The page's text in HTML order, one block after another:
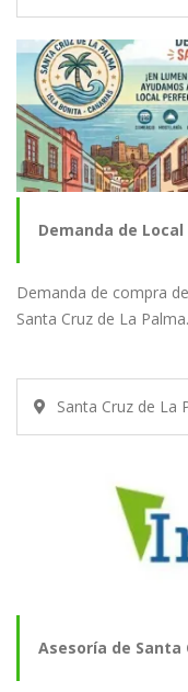
Demanda de
Demanda de compra
Santa Cruz de La Palma.
Santa Cruz de La
Asesoría de Santa